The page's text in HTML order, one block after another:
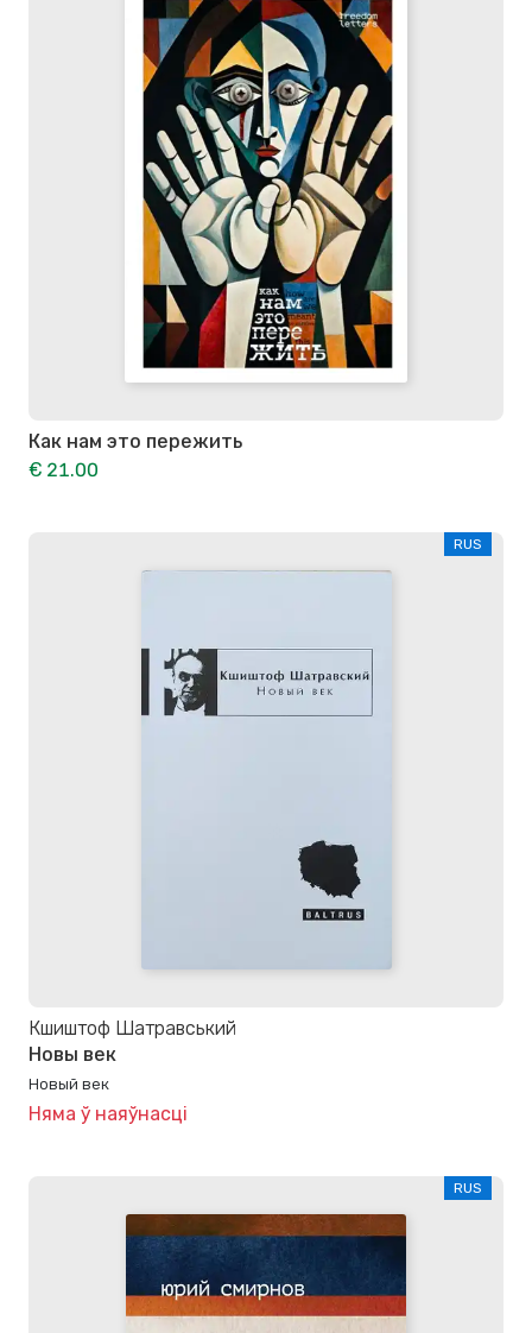
Как нам это пережить
€ 21.00
RUS
Кшиштоф Шатравський
Новы век
Новый век
Няма ў наяўнасці
RUS